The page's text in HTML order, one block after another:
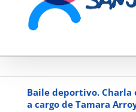
Baile deportivo. Charla
a cargo de Tamara